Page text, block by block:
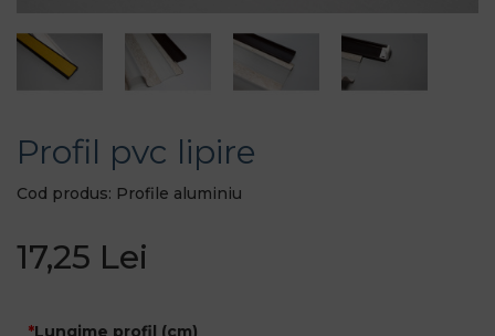
Profil pvc lipire
Cod produs: Profile aluminiu
17,25 Lei
Lungime profil (cm)